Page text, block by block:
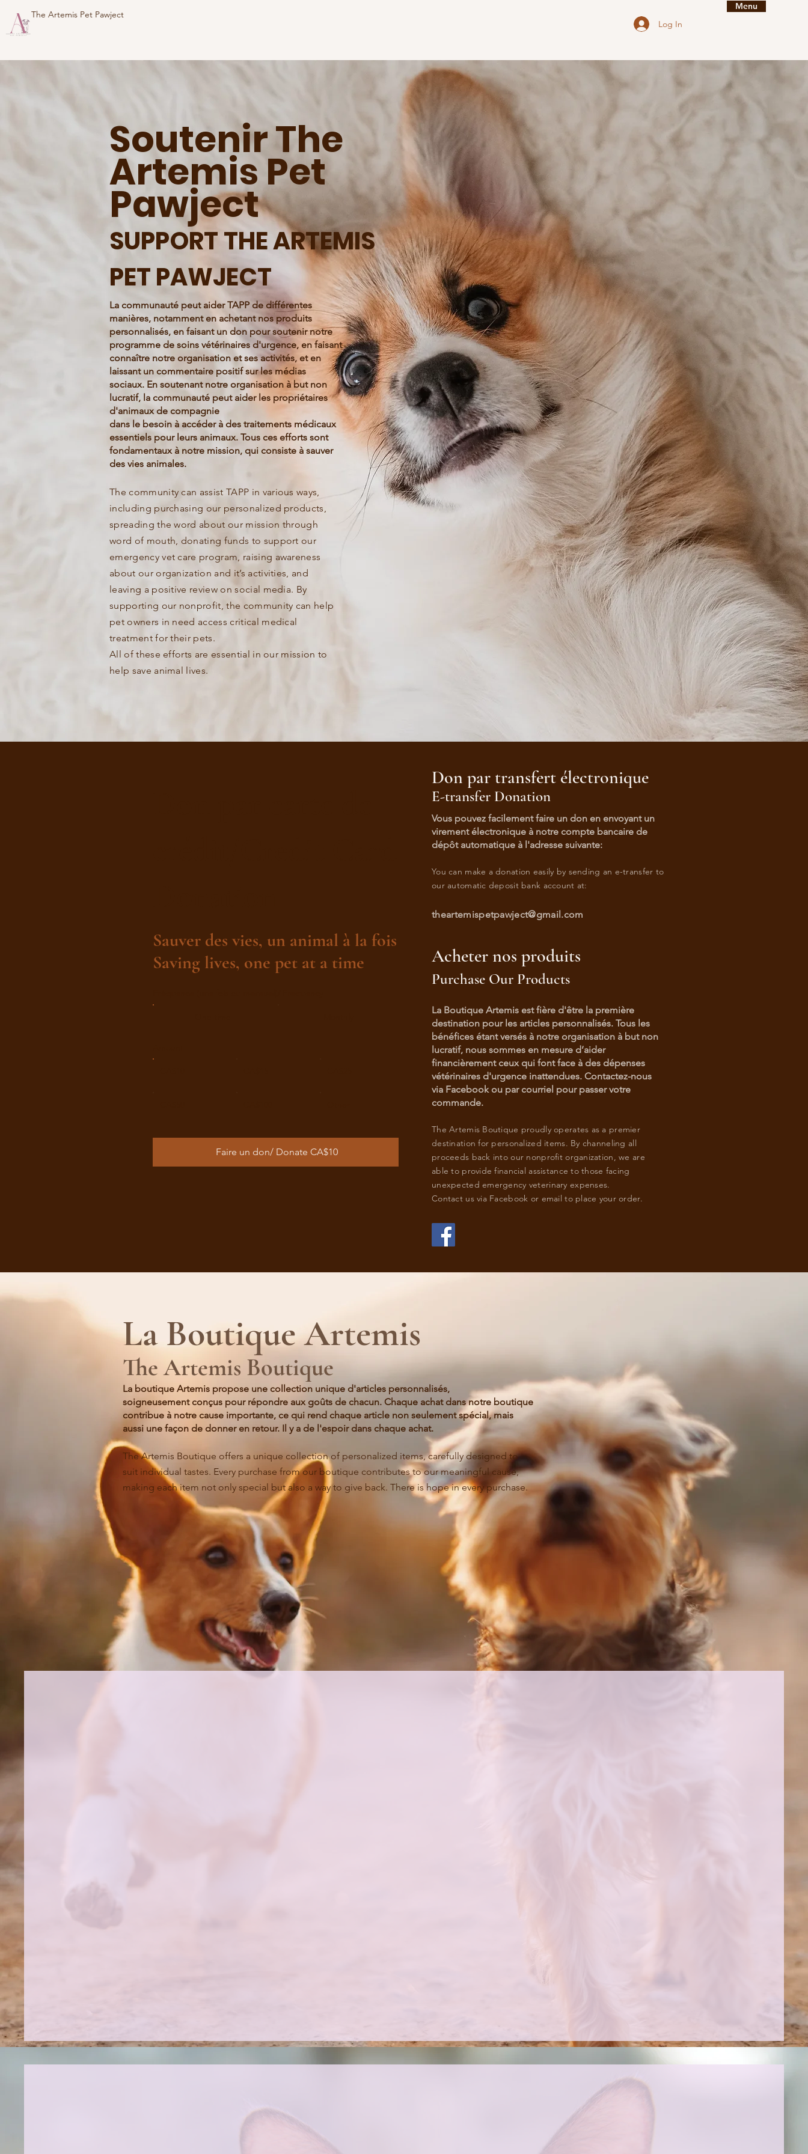
The Artemis Pet Pawject
Log In
Menu
Soutenir The
Artemis Pet
Pawject
SUPPORTTHE ARTEMIS
PET PAWJECT
La communauté peut aider TAPP de différentes
manières, notammenten achetant nos produits
personnalisés, en faisant un don pour soutenir notre
programme de soins vétérinaires d'urgence, en faisant
connaître notre organisation et ses activités, et en
laissant un commentaire positif sur les médias
sociaux. En soutenant notre organisation à but non
lucratif, la communauté peut aider les propriétaires
d'animaux de compagnie
dans le besoin à accéder à des traitements médicaux
essentiels pour leurs animaux. Tous ces efforts sont
fondamentaux à notre mission, qui consiste à sauver
des vies animales.
The community can assist TAPP in various ways,
including purchasing our personalized products,
spreading the word about our mission through
word of mouth, donating funds to support our
emergency vet care program, raising awareness
about our organization and it’s activities, and
leaving a positive review on social media. By
supporting our nonprofit, the community can help
pet owners in need access critical medical
treatment for their pets.
All of these efforts are essential in our mission to
help save animal lives.
Sauver des vies, un animal à la fois
Saving lives, one pet at a time
Faire un don/ Donate CA$10
Don par transfert électronique
E-transfer Donation
Vous pouvez facilement faire un don en envoyant un
virement électronique à notre compte bancaire de
dépôt automatique à l'adresse suivante:
You can make a donation easily by sending an e-transfer to
our automatic deposit bank account at:
theartemispetpawject@gmail.com
Acheter nos produits
Purchase Our Products
La Boutique Artemis est fière d'être la première
destination pour les articles personnalisés. Tous les
bénéfices étant versés à notre organisation à but non
lucratif, nous sommes en mesure d’aider
financièrement ceux qui font face à des dépenses
vétérinaires d'urgence inattendues. Contactez-nous
via Facebook ou par courriel pour passer votre
commande.
The Artemis Boutique proudly operates as a premier
destination for personalized items. By channeling all
proceeds back into our nonprofit organization, we are
able to provide financial assistance to those facing
unexpected emergency veterinary expenses.
Contact us via Facebook or email to place your order.
La Boutique Artemis
The Artemis Boutique
La boutique Artemis propose une collection unique d'articles personnalisés,
soigneusement conçus pour répondre aux goûts de chacun. Chaque achat dans notre boutique
contribue à notre cause importante, ce qui rend chaque article non seulement spécial, mais
aussi une façon de donner en retour. Il y a de l'espoir dans chaque achat.
The Artemis Boutique offers a unique collection of personalized items, carefully designed to
suit individual tastes. Every purchase from our boutique contributes to ourmeaningful cause,
making each item not only special but also a way to give back. There is hope in every purchase.